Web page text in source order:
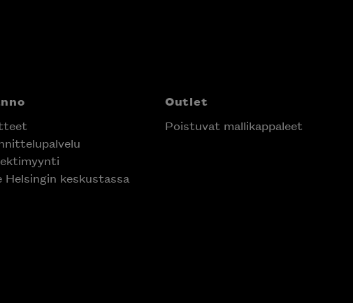
Helsingin keskustassa
Outlet
Poistuvat mallikappaleet